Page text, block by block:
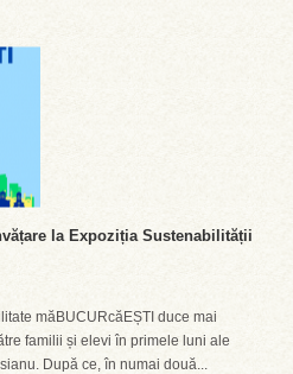
la Expoziția Sustenabilității
măBUCURcăEȘTI duce mai
familii și elevi în primele luni ale
După ce, în numai două...